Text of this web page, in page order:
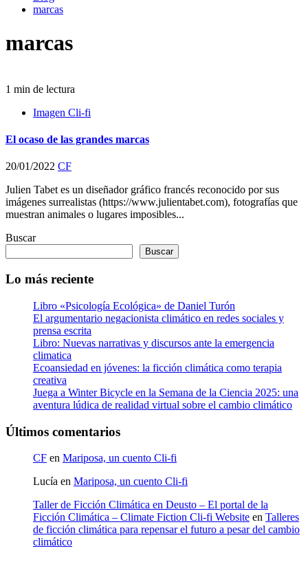
marcas
marcas
1 min de lectura
Imagen Cli-fi
El ocaso de las grandes marcas
20/01/2022 CF
Julien Tabet es un diseñador gráfico francés reconocido por sus
imágenes surrealistas (https://www.julientabet.com), fotografías que
muestran animales o lugares imposibles...
Buscar
Buscar
Lo más reciente
Libro «Psicología Ecológica» de Daniel Turón
El argumentario negacionista climático en redes sociales y
prensa escrita
Libro: Nuevas narrativas y discursos ante la emergencia
climatica
Ecoansiedad en jóvenes: la ficción climática como terapia
creativa
Juega a Winter Bicycle en la Semana de la Ciencia 2025: una
aventura lúdica de realidad virtual sobre el cambio climático
Últimos comentarios
CF en Mariposa, un cuento Cli-fi
Lucía en Mariposa, un cuento Cli-fi
Taller de Ficción Climática en Deusto – El portal de la
Ficción Climática – Climate Fiction Cli-fi Website en Talleres
de ficción climática para repensar el futuro a pesar del cambio
climático